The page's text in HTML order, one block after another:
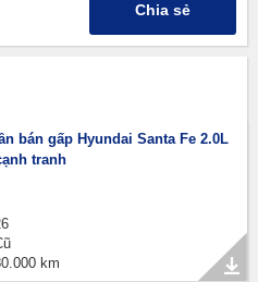
Chia sẻ
bán gấp Hyundai Santa Fe 2.0L
tranh
km